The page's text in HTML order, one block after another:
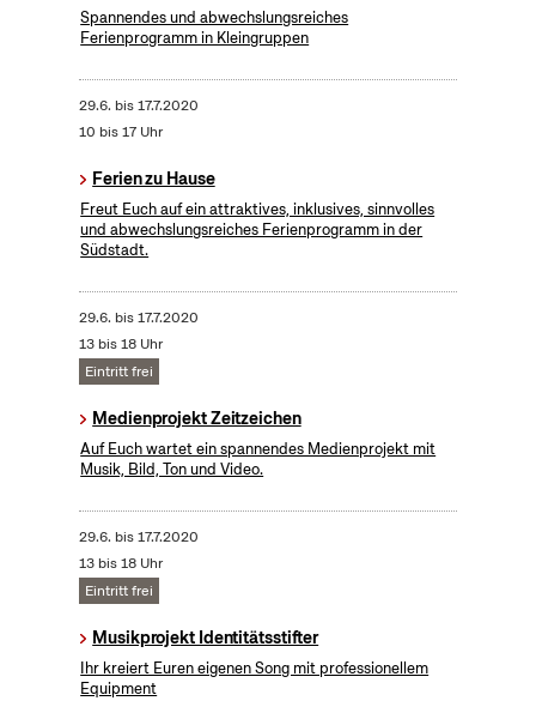
Spannendes und abwechslungsreiches
Ferienprogramm in Kleingruppen
29.6. bis17.7.2020
10 bis 17 Uhr
Ferien zu Hause
Freut Euch auf ein attraktives, inklusives, sinnvolles
und abwechslungsreiches Ferienprogramm in der
Südstadt.
29.6. bis17.7.2020
13 bis 18 Uhr
Eintritt frei
Medienprojekt Zeitzeichen
Auf Euch wartet ein spannendes Medienprojekt mit
Musik, Bild, Ton und Video.
29.6. bis17.7.2020
13 bis 18 Uhr
Eintritt frei
Musikprojekt Identitätsstifter
Ihr kreiert Euren eigenen Song mit professionellem
Equipment